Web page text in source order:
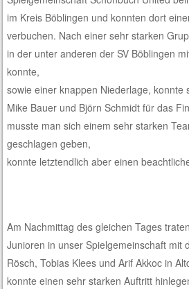
im Kreis Böblingen und konnten dort
verbuchen. Nach einer sehr starken
in der unter anderen der SV Böblingen
konnte,
sowie einer knappen Niederlage, konnte
Mike Bauer und Björn Schmidt für das
musste man sich einem sehr starken
geschlagen geben,
konnte letztendlich aber einen
Am Nachmittag des gleichen Tages
Junioren in unser Spielgemeinschaft mit
Rösch, Tobias Klees und Arif Akkoc in
konnte einen sehr starken Auftritt